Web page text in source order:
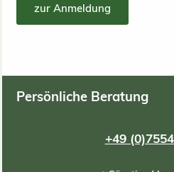
zur Anmeldung
Persönliche Beratung
+49